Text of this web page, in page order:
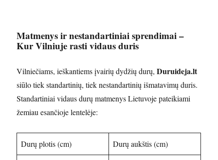
Matmenys ir nestandartiniai sprendimai–
Kur Vilniuje rasti vidaus duris
Vilniečiams, ieškantiems įvairių dydžių durų,Duruideja.lt
siūlo tiek standartinių, tiek nestandartinių išmatavimų duris.
Standartiniai vidaus durų matmenys Lietuvoje pateikiami
žemiau esančioje lentelėje:
Durų plotis (cm) Durų aukštis (cm)